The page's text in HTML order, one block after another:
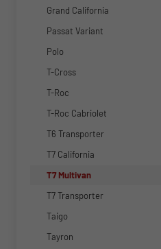
Grand California
Passat Variant
Polo
T-Cross
T-Roc
T-Roc Cabriolet
T6 Transporter
T7 California
T7 Multivan
T7 Transporter
Taigo
Tayron